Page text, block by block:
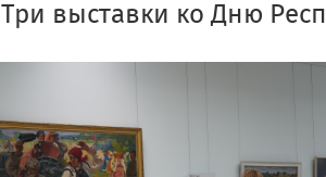
Три выставки ко Дню